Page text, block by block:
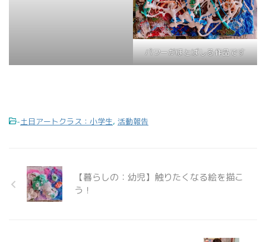
パワーがほとばしる作品です
-土日アートクラス：小学生, 活動報告
【暮らしの：幼児】触りたくなる絵を描こ
う！